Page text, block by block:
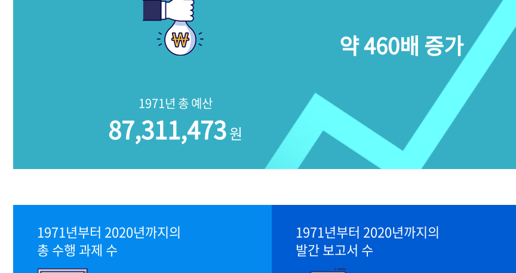
1971년 총 예산
87,311,473원
약 460배 증가
1971년부터 2020년까지의
총 수행 과제 수
1971년부터 2020년까지의
발간 보고서 수